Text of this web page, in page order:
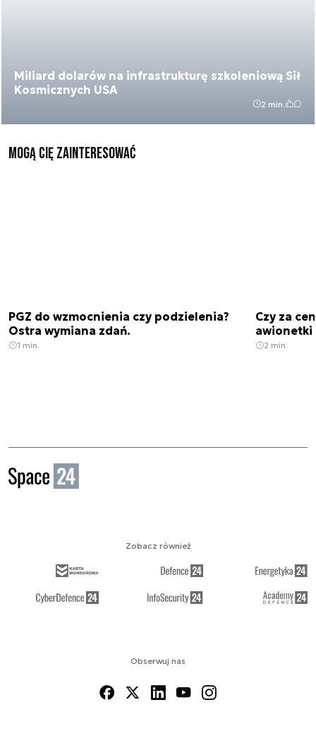
Miliard dolarów na infrastrukturę szkoleniową Sił
Kosmicznych USA
2 min.
Mogą Cię zainteresować
PGZ do wzmocnienia czy podzielenia?
Ostra wymiana zdań.
1 min.
Czy za
awionetki
2 min.
Obserwuj nas
Zobacz również